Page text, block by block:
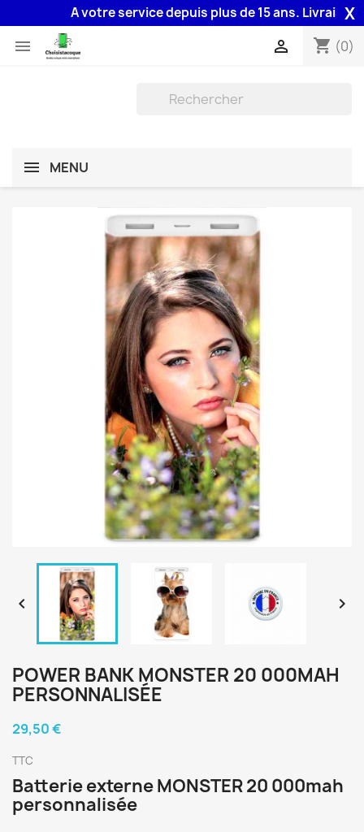
A votre service depuis plus de 15 ans. LivraisonX
 shopping_cart (0)

MENU
 
POWER BANK MONSTER 20 000MAH
PERSONNALISÉE
29,50 €
TTC
Batterie externe MONSTER 20 000mah
personnalisée